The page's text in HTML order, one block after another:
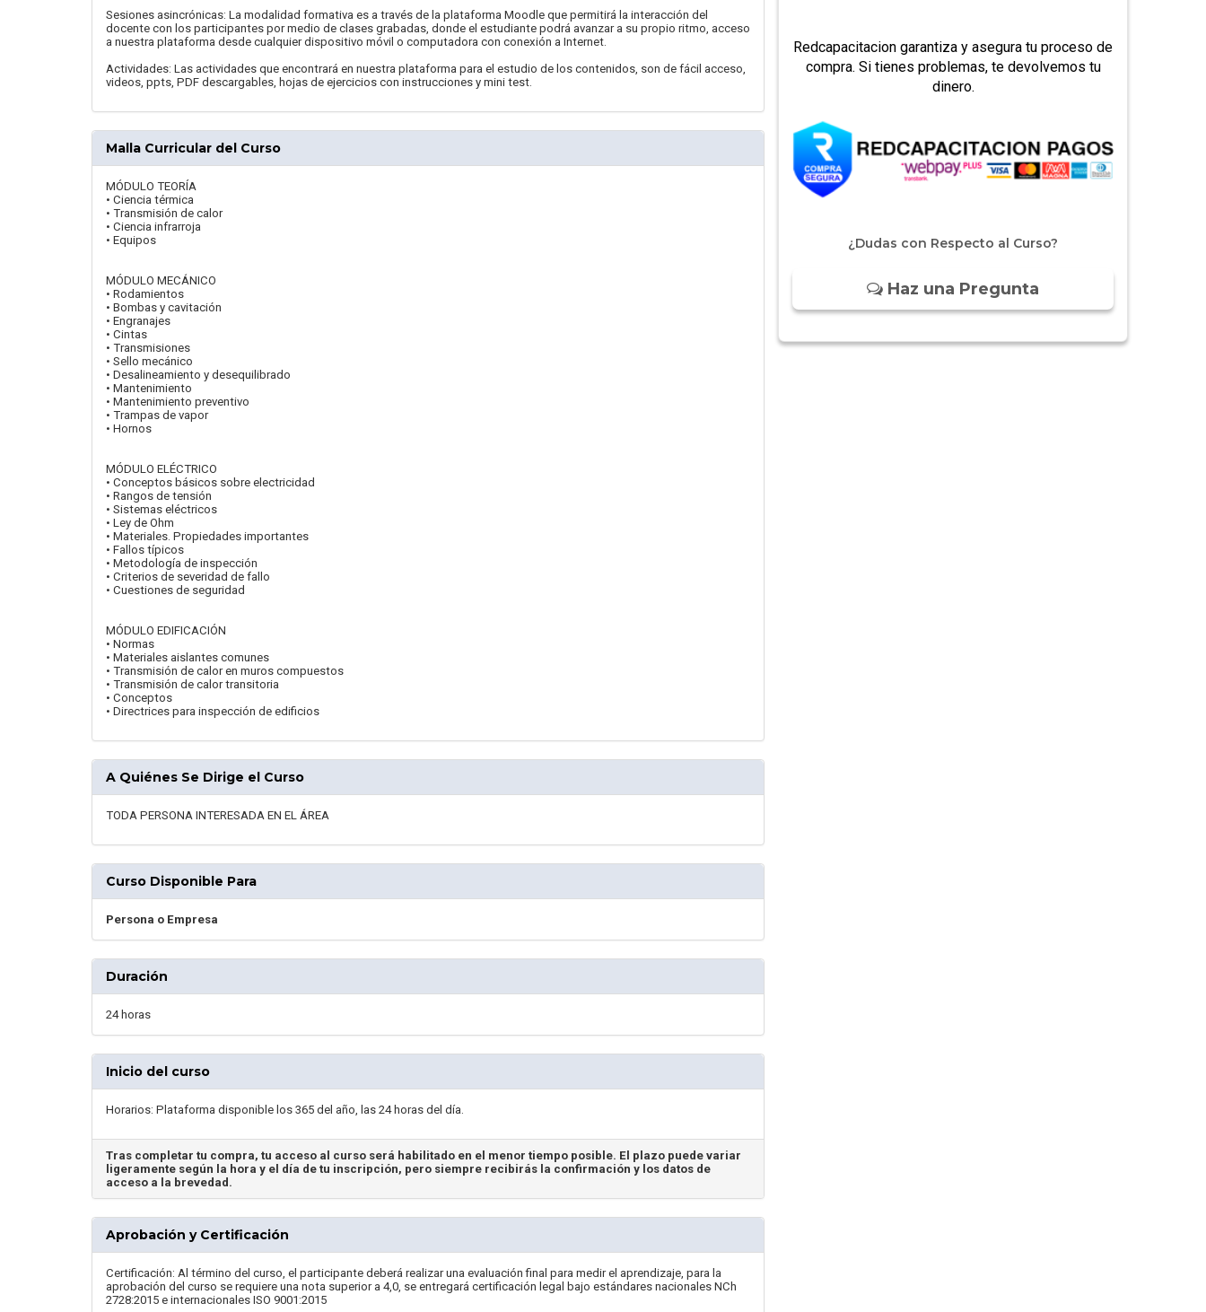
Redcapacitacion garantiza y asegura tu proceso de
compra. Si tienes problemas, te devolvemos tu
dinero.
¿Dudas con Respecto al Curso?
Haz una Pregunta
Sesiones asincrónicas: La modalidad formativa es a través de la plataforma Moodle que permitirá la interacción del
docente con los participantes por medio de clases grabadas, donde el estudiante podrá avanzar a su propio ritmo, acceso
a nuestra plataforma desde cualquier dispositivo móvil o computadora con conexión a Internet.
Actividades: Las actividades que encontrará en nuestra plataforma para el estudio de los contenidos, son de fácil acceso,
videos, ppts, PDF descargables, hojas de ejercicios con instrucciones y mini test.
Malla Curricular del Curso
MÓDULO TEORÍA
• Ciencia térmica
• Transmisión de calor
• Ciencia infrarroja
• Equipos
MÓDULO MECÁNICO
• Rodamientos
• Bombas y cavitación
• Engranajes
• Cintas
• Transmisiones
• Sello mecánico
• Desalineamiento y desequilibrado
• Mantenimiento
• Mantenimiento preventivo
• Trampas de vapor
• Hornos
MÓDULO ELÉCTRICO
• Conceptos básicos sobre electricidad
• Rangos de tensión
• Sistemas eléctricos
• Ley de Ohm
• Materiales. Propiedades importantes
• Fallos típicos
• Metodología de inspección
• Criterios de severidad de fallo
• Cuestiones de seguridad
MÓDULO EDIFICACIÓN
• Normas
• Materiales aislantes comunes
• Transmisión de calor en muros compuestos
• Transmisión de calor transitoria
• Conceptos
• Directrices para inspección de edificios
A Quiénes Se Dirige el Curso
TODA PERSONA INTERESADA EN EL ÁREA
Curso Disponible Para
Persona o Empresa
Duración
24 horas
Inicio del curso
Horarios: Plataforma disponible los 365 del año, las 24 horas del día.
Tras completar tu compra, tu acceso al curso será habilitado en el menor tiempo posible. El plazo puede variar
ligeramente según la hora y el día de tu inscripción, pero siempre recibirás la confirmación y los datos de
acceso a la brevedad.
Aprobación y Certificación
Certificación: Al término del curso, el participante deberá realizar una evaluación final para medir el aprendizaje, para la
aprobación del curso se requiere una nota superior a 4,0, se entregará certificación legal bajo estándares nacionales NCh
2728:2015 e internacionales ISO 9001:2015